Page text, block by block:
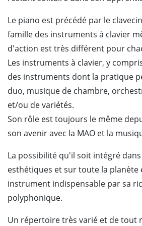
Le piano est précédé par le
famille des instruments à clavier
d'action est très différent pour
Les instruments à clavier, y
des instruments dont la pratique
duo, musique de chambre,
et/ou de variétés.
Son rôle est toujours le même
son avenir avec la MAO et la
La possibilité qu'il soit intégré
esthétiques et sur toute la planète
instrument indispensable par sa
polyphonique.
Un répertoire très varié et de tout